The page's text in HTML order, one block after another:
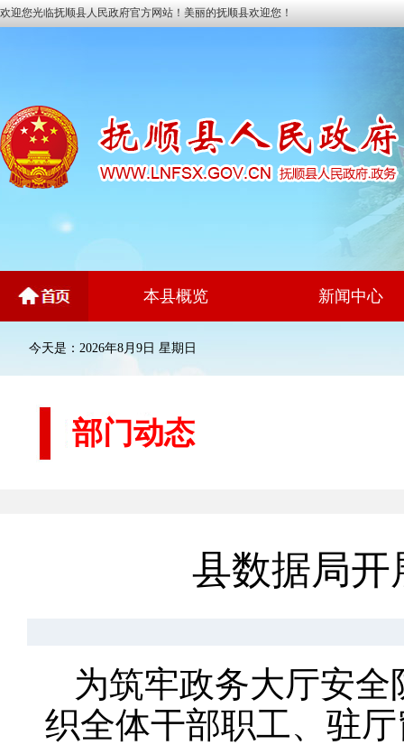
欢迎您光临抚顺县人民政府官方网站！美丽的抚顺县欢迎您！
本县概览 新闻中心
今天是：2026年8月9日 星期日
部门动态
县数据局开
为筑牢政务大厅安
织全体干部职工、驻